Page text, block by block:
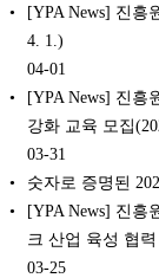
[YPA News] 진흥
4. 1.)
04-01
[YPA News] 진흥
강화 교육 모집
03-31
숫자로 증명된
[YPA News] 진흥
크 산업 육성 협
03-25